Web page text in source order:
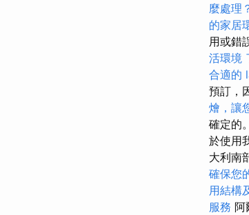
麼處理
的家居
用或錯
活環境
合適的
預訂，
燴，讓
確定的。
於使用
大利南
確保您
用結構
服務 阿